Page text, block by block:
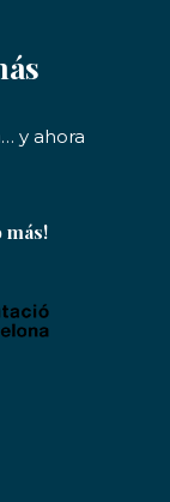
y ahora
más!